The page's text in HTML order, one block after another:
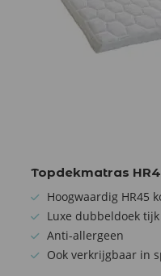
Topdekmatras
Hoogwaardig HR45
Luxe dubbeldoek
Anti-allergeen
Ook verkrijgbaar in